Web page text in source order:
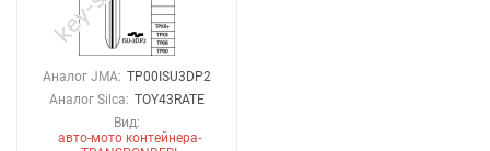
Аналог JMA: TP00ISU3DP2
Аналог Silca: TOY43RATE
Вид:
авто-мото контейнера-